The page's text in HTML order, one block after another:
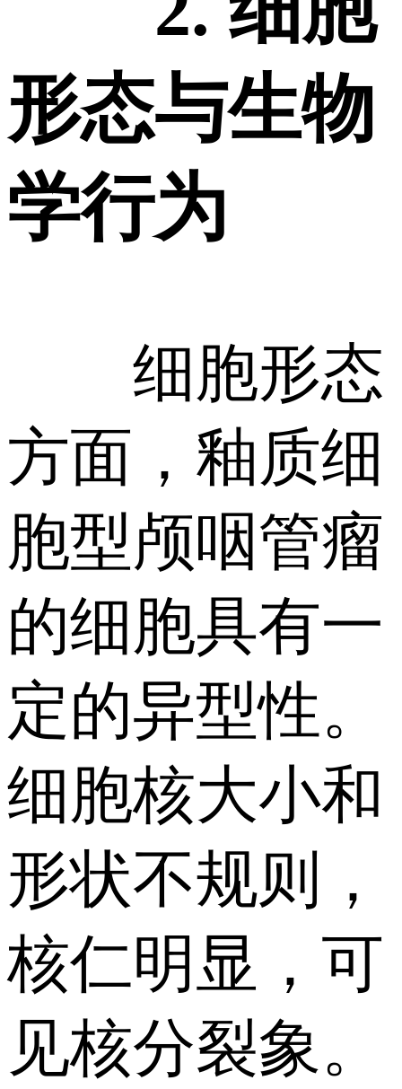
形态与生物
学行为
细胞形态
方面，釉质细
胞型颅咽管瘤
的细胞具有一
定的异型性。
细胞核大小和
形状不规则，
核仁明显，可
见核分裂象。